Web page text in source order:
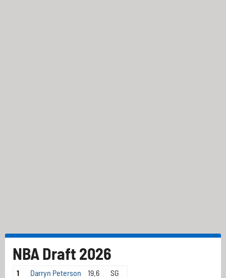
NBA Draft 2026
1 Darryn Peterson 19.6
SG